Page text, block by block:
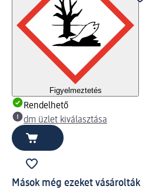
Figyelmeztetés
Rendelhető
dm üzlet kiválasztása
Mások még ezeket vásárolták